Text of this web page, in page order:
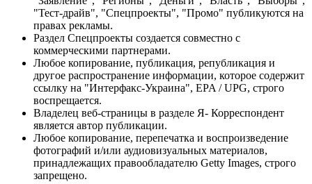
"Тест-драйв", "Спецпроекты", "Промо" публикуются на
правах рекламы.
Раздел Спецпроекты создается совместно с
коммерческими партнерами.
Любое копирование, публикация, републикация и
другое распространение информации, которое содержит
ссылку на "Интерфакс-Украина", EPA / UPG, строго
воспрещается.
Владелец веб-страницы в разделе Я- Корреспондент
является автор публикации.
Любое копирование, перепечатка и воспроизведение
фотографий и/или аудиовизуальных материалов,
принадлежащих правообладателю Getty Images, строго
запрещено.